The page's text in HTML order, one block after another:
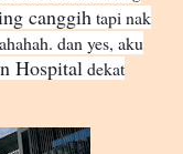
canggih tapi nak
dan yes, aku
Hospital dekat